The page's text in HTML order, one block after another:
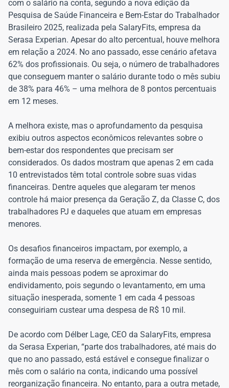
com o salário na conta, segundo a nova edição da
Pesquisa de Saúde Financeira e Bem-Estar do Trabalhador
Brasileiro 2025, realizada pela SalaryFits, empresa da
Serasa Experian. Apesar do alto percentual, houve melhora
em relação a 2024. No ano passado, esse cenário afetava
62% dos profissionais. Ou seja, o número de trabalhadores
que conseguem manter o salário durante todo o mês subiu
de 38% para 46% – uma melhora de 8 pontos percentuais
em 12 meses.
A melhora existe, mas o aprofundamento da pesquisa
exibiu outros aspectos econômicos relevantes sobre o
bem-estar dos respondentes que precisam ser
considerados. Os dados mostram que apenas 2 em cada
10 entrevistados têm total controle sobre suas vidas
financeiras. Dentre aqueles que alegaram ter menos
controle há maior presença da Geração Z, da Classe C, dos
trabalhadores PJ e daqueles que atuam em empresas
menores.
Os desafios financeiros impactam, por exemplo, a
formação de uma reserva de emergência. Nesse sentido,
ainda mais pessoas podem se aproximar do
endividamento, pois segundo o levantamento, em uma
situação inesperada, somente 1 em cada 4 pessoas
conseguiriam custear uma despesa de R$ 10 mil.
De acordo com Délber Lage, CEO da SalaryFits, empresa
da Serasa Experian, “parte dos trabalhadores, até mais do
que no ano passado, está estável e consegue finalizar o
mês com o salário na conta, indicando uma possível
reorganização financeira. No entanto, para a outra metade,